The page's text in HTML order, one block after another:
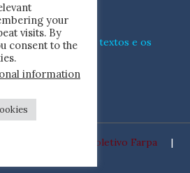
nós
processamos os textos e os
neste blog.
Coletivo Farpa |
your
visits. By
consent to the
information